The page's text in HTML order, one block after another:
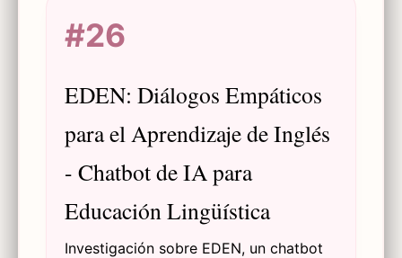
perseverancia estudiantil y el apoyo
afectivo percibido mediante sistemas
#26
EDEN: Diálogos Empáticos
para el Aprendizaje de Inglés
- Chatbot de IA para
Educación Lingüística
Investigación sobre EDEN, un chatbot